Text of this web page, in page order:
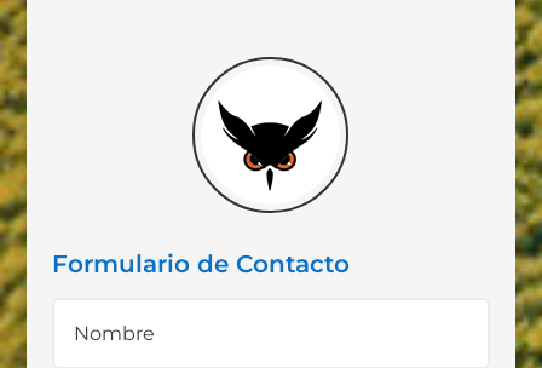
Formulario de Contacto